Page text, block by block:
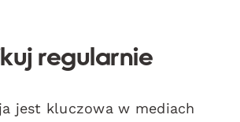
regularnie
jest kluczowa w mediach